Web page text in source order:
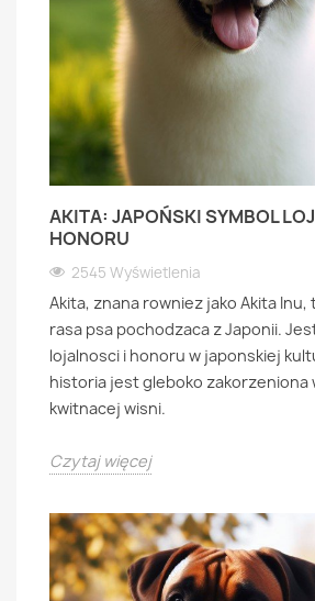
AKITA: JAPOŃSKI SYMBOL
HONORU
2545 Wyświetlenia
Akita, znana rowniez jako Akita
rasa psa pochodzaca z Japonii.
lojalnosci i honoru w japonskiej
historia jest gleboko zakorzeniona
kwitnacej wisni.
Czytaj więcej